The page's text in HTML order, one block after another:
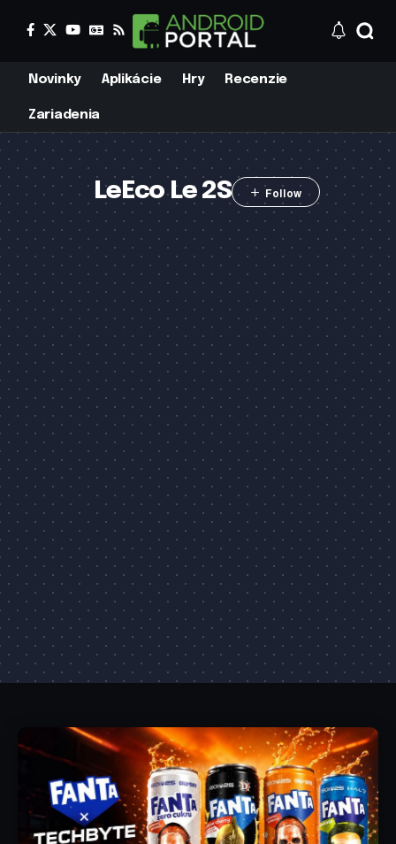
Novinky Aplikácie Hry Recenzie
Zariadenia
LeEco Le 2S